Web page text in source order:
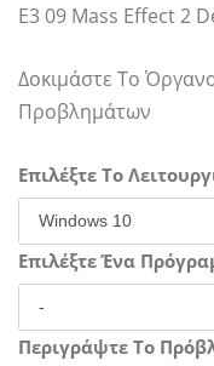
E3 09 Mass Effect 2
Δοκιμάστε Το
Προβλημάτων
Επιλέξτε Το
Επιλέξτε Ένα
Περιγράψτε Το